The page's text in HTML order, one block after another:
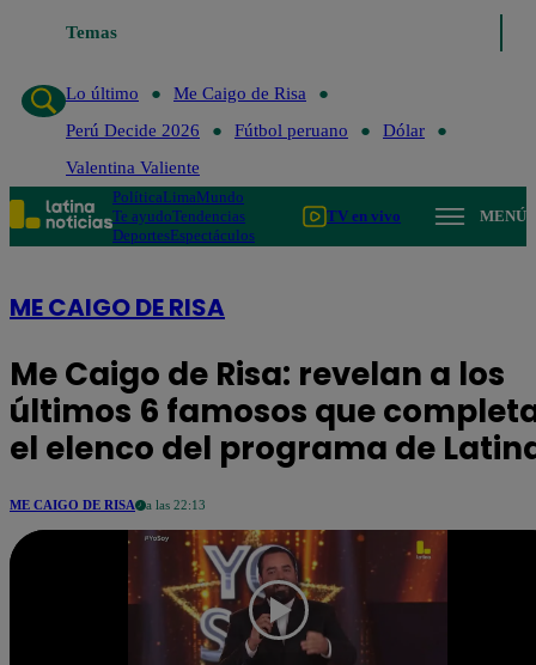
Temas
Me Caigo de Risa
Lo último
Me Caigo de Risa
Perú Decide 2026
Fútbol peruano
Dólar
Valentina Valiente
PolíticaLimaMundo
Te ayudoTendencias
DeportesEspectáculos
TV en vivo MENÚ
ME CAIGO DE RISA
Me Caigo de Risa: revelan a los
últimos 6 famosos que
el elenco del programa de
ME CAIGO DE RISA a las 22:13